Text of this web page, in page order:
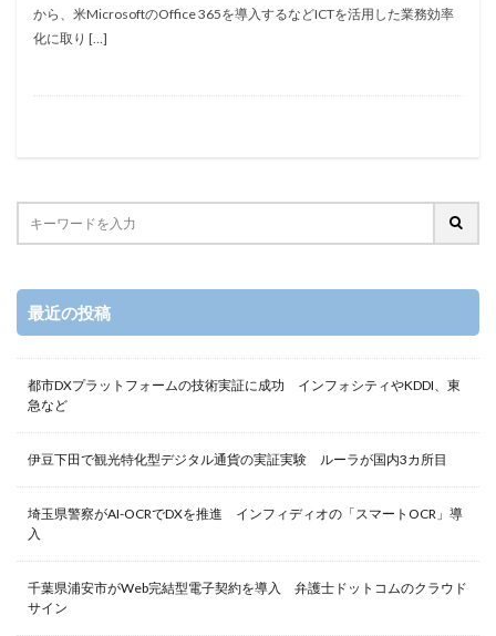
から、米MicrosoftのOffice 365を導入するなどICTを活用した業務効率
化に取り […]
最近の投稿
都市DXプラットフォームの技術実証に成功 インフォシティやKDDI、東
急など
伊豆下田で観光特化型デジタル通貨の実証実験 ルーラが国内3カ所目
埼玉県警察がAI-OCRでDXを推進 インフィディオの「スマートOCR」導
入
千葉県浦安市がWeb完結型電子契約を導入 弁護士ドットコムのクラウド
サイン